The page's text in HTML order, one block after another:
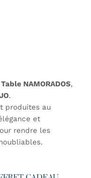
NAMORADOS,
.
produites au
et
rendre les